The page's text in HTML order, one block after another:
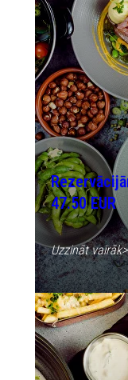
47.50 EUR
Uzzināt vairāk>